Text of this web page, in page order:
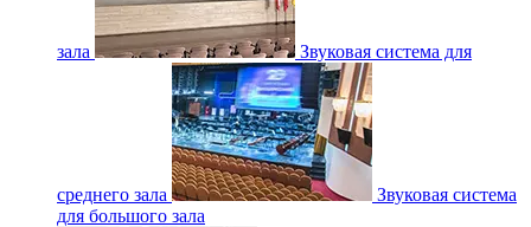
зала Звуковая система для
среднего зала
Звуковая система
для большого зала